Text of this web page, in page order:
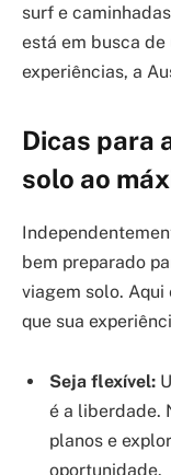
surf e
está em busca de
experiências, a
Dicas para
solo ao
bem preparado
viagem solo.
que sua
Seja flexível:
é a liberdade.
planos e
oportunidade.